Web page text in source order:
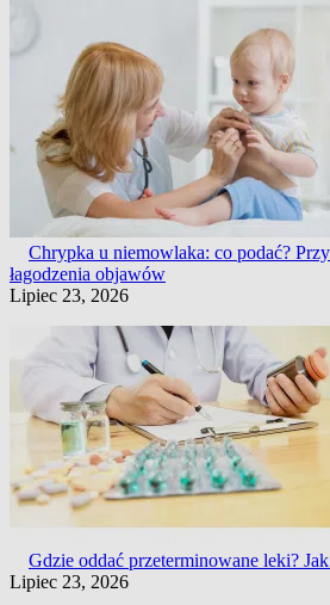
Chrypka u niemowlaka: co podać?
łagodzenia objawów
Lipiec 23, 2026
Gdzie oddać przeterminowane leki?
Lipiec 23, 2026